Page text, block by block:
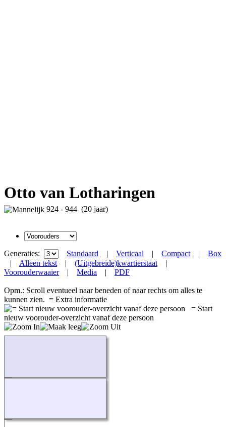
Otto van Lotharingen
924 - 944 (20 jaar)
Generaties: Standaard | Verticaal | Compact| Box
| Alleen tekst| (Uitgebreide)kwartierstaat|
Voorouderwaaier| Media | PDF
Opm.: Scroll eventueel naar beneden of naar rechts om alles te
kunnen zien. = Extra informatie
= Start
nieuw voorouder-overzicht vanaf deze persoon